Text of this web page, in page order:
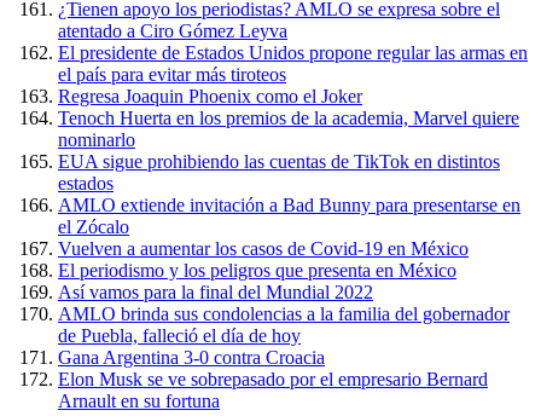
¿Tienen apoyo los periodistas? AMLO se expresa sobre el
atentado a Ciro Gómez Leyva
El presidente de Estados Unidos propone regular las armas en
el país para evitar más tiroteos
Regresa Joaquin Phoenix como el Joker
Tenoch Huerta en los premios de la academia, Marvel quiere
nominarlo
EUA sigue prohibiendo las cuentas de TikTok en distintos
estados
AMLO extiende invitación a Bad Bunny para presentarse en
el Zócalo
Vuelven a aumentar los casos de Covid-19 en México
El periodismo y los peligros que presenta en México
Así vamos para la final del Mundial 2022
AMLO brinda sus condolencias a la familia del gobernador
de Puebla, falleció el día de hoy
Gana Argentina 3-0 contra Croacia
Elon Musk se ve sobrepasado por el empresario Bernard
Arnault en su fortuna